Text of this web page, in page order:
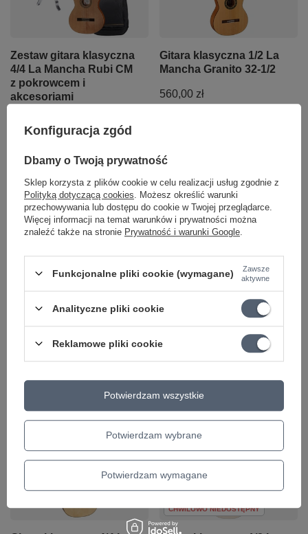
Zestaw gitara klasyczna
4/4 La Mancha Rubi CM
z pokrowcem i
akcesoriami
Gitara klasyczna 1/2 La
Mancha Granito 32-1/2
560,00 zł
Gitara klasyczna 4/4La
Mancha Rubinito LSM
644,00 zł
+ Dodaj do porównania
Gitara klasyczna 4/4 La
Mancha Rubinito CM
860,00 zł
+ Dodaj do porównania
CHWILOWO NIEDOSTĘPNY
Konfiguracja zgód
Dbamy o Twoją prywatność
Sklep korzysta z plików cookie w celu realizacji usług zgodnie z
Polityką dotyczącą cookies . Możesz określić warunki
przechowywania lub dostępu do cookie w Twojej przeglądarce.
Więcej informacji na temat warunków i prywatności można
znaleźć także na stronie Prywatność i warunki Google
Funkcjonalne pliki cookie (wymagane)
Zawsze
aktywne
Analityczne pliki cookie
Reklamowe pliki cookie
Potwierdzam wybrane
Potwierdzam wymagane
Potwierdzam wszystkie